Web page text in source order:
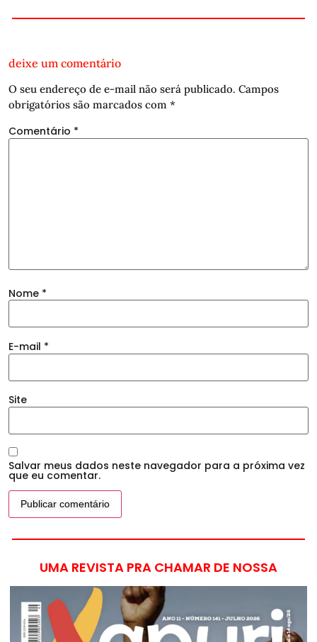
deixe um comentário
O seu endereço de e-mail não será publicado. Campos
obrigatórios são marcados com *
Comentário *
Nome *
E-mail *
Site
Salvar meus dados neste navegador para a próxima vez
que eu comentar.
UMA REVISTA PRA CHAMAR DE NOSSA